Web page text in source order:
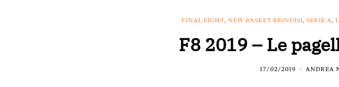
FINAL EIGHT, NEW BASKET BRINDISI, SERIE A,
F8 2019 – Le
17/02/2019 ANDREA